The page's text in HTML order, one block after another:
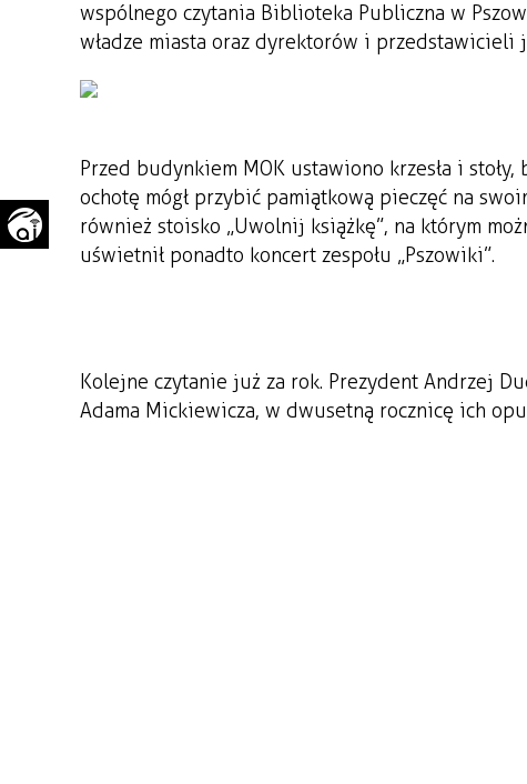
wspólnego czytania Biblioteka Publiczna w
władze miasta oraz dyrektorów i przedstawicieli
Przed budynkiem MOK ustawiono krzesła i
ochotę mógł przybić pamiątkową pieczęć na
również stoisko „Uwolnij książkę”, na którym
uświetnił ponadto koncert zespołu „Pszowiki”.
Kolejne czytanie już za rok. Prezydent Andrzej
Adama Mickiewicza, w dwusetną rocznicę ich